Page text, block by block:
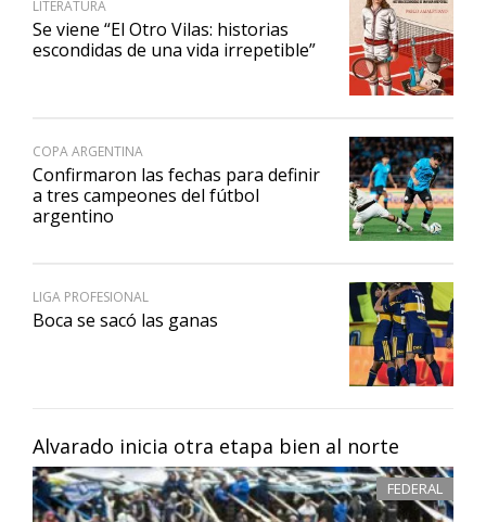
Alvarado inicia otra etapa bien al norte
FEDERAL
LITERATURA
Se viene “El Otro Vilas: historias
escondidas de una vida irrepetible”
COPA ARGENTINA
Confirmaron las fechas para definir
a tres campeones del fútbol
argentino
LIGA PROFESIONAL
Boca se sacó las ganas